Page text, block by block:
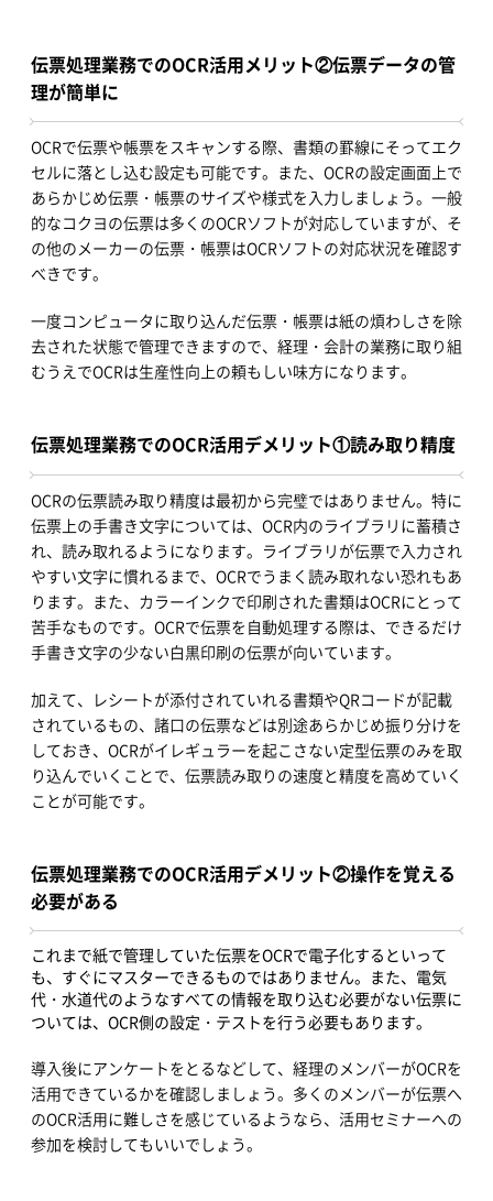
伝票処理業務でのOCR活用メリット②伝票データの管
理が簡単に
OCRで伝票や帳票をスキャンする際、書類の罫線にそってエク
セルに落とし込む設定も可能です。また、OCRの設定画面上で
あらかじめ伝票・帳票のサイズや様式を入力しましょう。一般
的なコクヨの伝票は多くのOCRソフトが対応していますが、そ
の他のメーカーの伝票・帳票はOCRソフトの対応状況を確認す
べきです。
一度コンピュータに取り込んだ伝票・帳票は紙の煩わしさを除
去された状態で管理できますので、経理・会計の業務に取り組
むうえでOCRは生産性向上の頼もしい味方になります。
伝票処理業務でのOCR活用デメリット①読み取り精度
OCRの伝票読み取り精度は最初から完璧ではありません。特に
伝票上の手書き文字については、OCR内のライブラリに蓄積さ
れ、読み取れるようになります。ライブラリが伝票で入力され
やすい文字に慣れるまで、OCRでうまく読み取れない恐れもあ
ります。また、カラーインクで印刷された書類はOCRにとって
苦手なものです。OCRで伝票を自動処理する際は、できるだけ
手書き文字の少ない白黒印刷の伝票が向いています。
加えて、レシートが添付されていれる書類やQRコードが記載
されているもの、諸口の伝票などは別途あらかじめ振り分けを
しておき、OCRがイレギュラーを起こさない定型伝票のみを取
り込んでいくことで、伝票読み取りの速度と精度を高めていく
ことが可能です。
伝票処理業務でのOCR活用デメリット②操作を覚える
必要がある
これまで紙で管理していた伝票をOCRで電子化するといって
も、すぐにマスターできるものではありません。また、電気
代・水道代のようなすべての情報を取り込む必要がない伝票に
ついては、OCR側の設定・テストを行う必要もあります。
導入後にアンケートをとるなどして、経理のメンバーがOCRを
活用できているかを確認しましょう。多くのメンバーが伝票へ
のOCR活用に難しさを感じているようなら、活用セミナーへの
参加を検討してもいいでしょう。